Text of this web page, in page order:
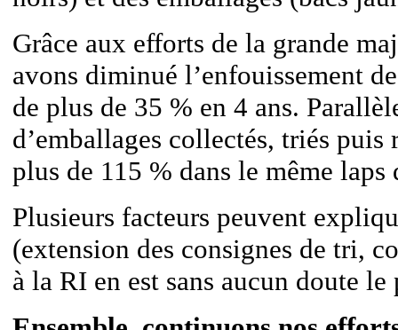
Grâce aux efforts de la grande
avons diminué l’enfouissement
de plus de 35 % en 4 ans.
d’emballages collectés, triés puis
plus de 115 % dans le même laps
Plusieurs facteurs peuvent
(extension des consignes de tri,
à la RI en est sans aucun doute